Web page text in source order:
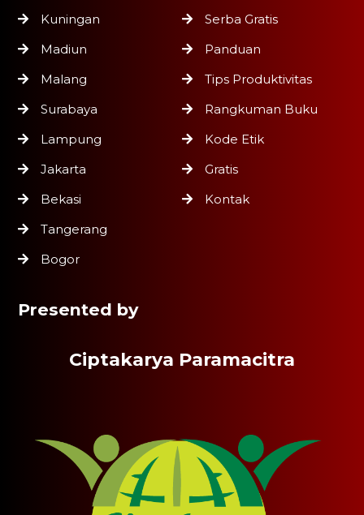
Kuningan
Madiun
Malang
Surabaya
Lampung
Jakarta
Bekasi
Tangerang
Bogor
Serba Gratis
Panduan
Tips Produktivitas
Rangkuman Buku
Kode Etik
Gratis
Kontak
Presented by
Ciptakarya Paramacitra